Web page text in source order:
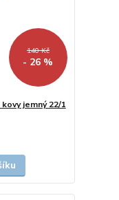
140 Kč
- 26 %
jemný 22/1